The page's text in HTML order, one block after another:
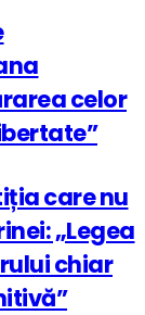
celor
care nu
„Legea
chiar